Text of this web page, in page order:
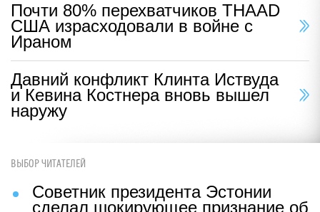
Почти 80% перехватчиков THAAD
США израсходовали в войне с
Ираном
Давний конфликт Клинта Иствуда
и Кевина Костнера вновь вышел
наружу
ВЫБОР ЧИТАТЕЛЕЙ
Советник президента Эстонии
сделал шокирующее признание об